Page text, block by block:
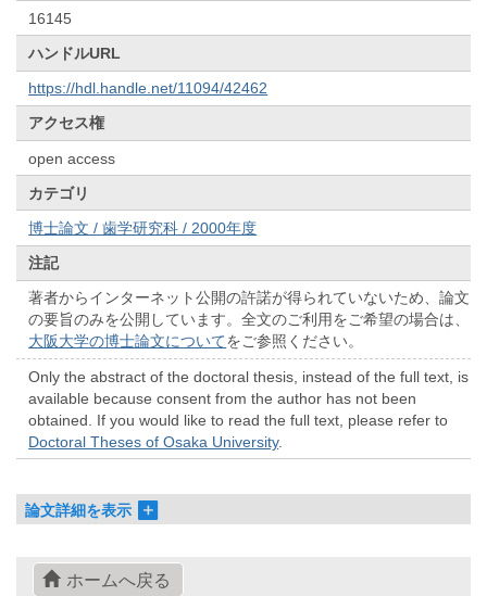
16145
ハンドルURL
https://hdl.handle.net/11094/42462
アクセス権
open access
カテゴリ
博士論文 / 歯学研究科 / 2000年度
注記
著者からインターネット公開の許諾が得られていないため、論文
の要旨のみを公開しています。全文のご利用をご希望の場合は、
大阪大学の博士論文についてをご参照ください。
Only the abstract of the doctoral thesis, instead of the full text, is
available because consent from the author has not been
obtained. If you would like to read the full text, please refer to
Doctoral Theses of Osaka University.
論文詳細を表示
ホームへ戻る